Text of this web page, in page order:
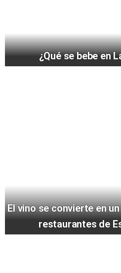
¿Qué se bebe en
El vino se convierte en
restaurantes de